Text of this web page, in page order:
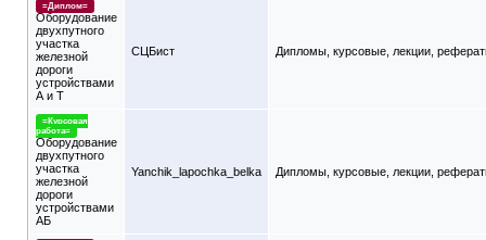
=Диплом=
Оборудование
двухпутного
участка
железной
дороги
устройствами
А и Т
СЦБист Дипломы, курсовые, лекции,
=Курсовая
работа=
Оборудование
двухпутного
участка
железной
дороги
устройствами
АБ
Yanchik_lapochka_belka Дипломы, курсовые, лекции,